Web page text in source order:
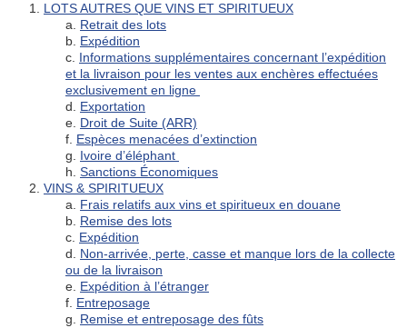
1. LOTS AUTRES QUE VINS ET SPIRITUEUX
a. Retrait des lots
b. Expédition
c. Informations supplémentaires concernant l’expédition
et la livraison pour les ventes aux enchères effectuées
exclusivement en ligne
d. Exportation
e. Droit de Suite (ARR)
f. Espèces menacées d’extinction
g. Ivoire d’éléphant
h. Sanctions Économiques
2. VINS & SPIRITUEUX
a. Frais relatifs aux vins et spiritueux en douane
b. Remise des lots
c. Expédition
d. Non-arrivée, perte, casse et manque lors de la collecte
ou de la livraison
e. Expédition à l’étranger
f. Entreposage
g. Remise et entreposage des fûts